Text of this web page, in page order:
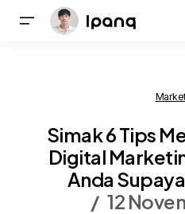
Simak 6 Tips
Digital
Anda
12